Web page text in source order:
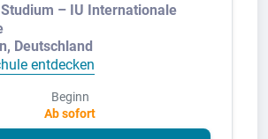
– IU Internationale
Deutschland
entdecken
Beginn
Ab sofort